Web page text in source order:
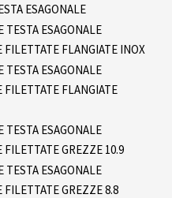
ESAGONALE
TESTA ESAGONALE
FILETTATE FLANGIATE INOX
TESTA ESAGONALE
FILETTATE FLANGIATE
TESTA ESAGONALE
FILETTATE GREZZE 10.9
TESTA ESAGONALE
FILETTATE GREZZE 8.8